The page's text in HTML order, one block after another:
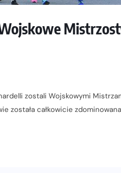
zostali Wojskowymi
została całkowicie